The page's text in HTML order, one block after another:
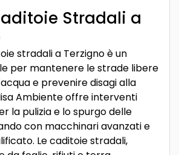
Stradali a
stradali a Terzigno è un
per mantenere le strade libere
e prevenire disagi alla
Ambiente offre interventi
la pulizia e lo spurgo delle
con macchinari avanzati e
Le caditoie stradali,